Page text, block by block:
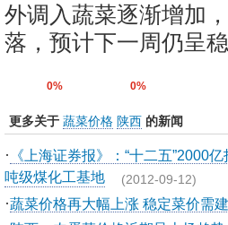
外调入蔬菜逐渐增加
落，预计下一周仍呈
0% 0%
更多关于 蔬菜价格 陕西 的新闻
· 《上海证券报》：“十二五”2000
吨级煤化工基地 (2012-09-12)
·蔬菜价格再大幅上涨 稳定菜价需